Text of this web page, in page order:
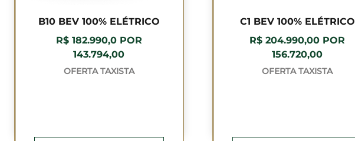
B10 BEV 100% ELÉTRICO
R$ 182.990,0 POR
143.794,00
OFERTA TAXISTA
C1 BEV 100% ELÉTRICO
R$ 204.990,00 POR
156.720,00
OFERTA TAXISTA